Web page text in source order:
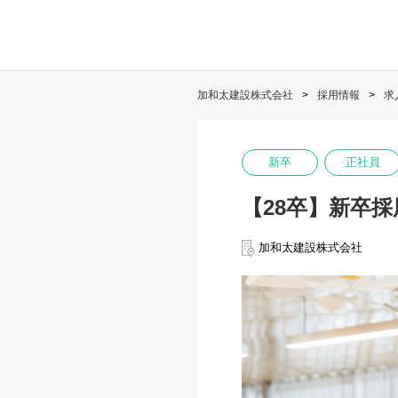
加和太建設株式会社 採用情報 求
新卒 正社員
【28卒】新卒
加和太建設株式会社